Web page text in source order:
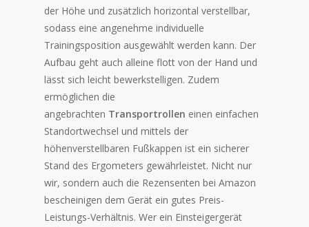
der Höhe und zusätzlich horizontal verstellbar,
sodass eine angenehme individuelle
Trainingsposition ausgewählt werden kann. Der
Aufbau geht auch alleine flott von der Hand und
lässt sich leicht bewerkstelligen. Zudem
ermöglichen die
angebrachten Transportrollen einen einfachen
Standortwechsel und mittels der
höhenverstellbaren Fußkappen ist ein sicherer
Stand des Ergometers gewährleistet. Nicht nur
wir, sondern auch die Rezensenten bei Amazon
bescheinigen dem Gerät ein gutes Preis-
Leistungs-Verhältnis. Wer ein Einsteigergerät